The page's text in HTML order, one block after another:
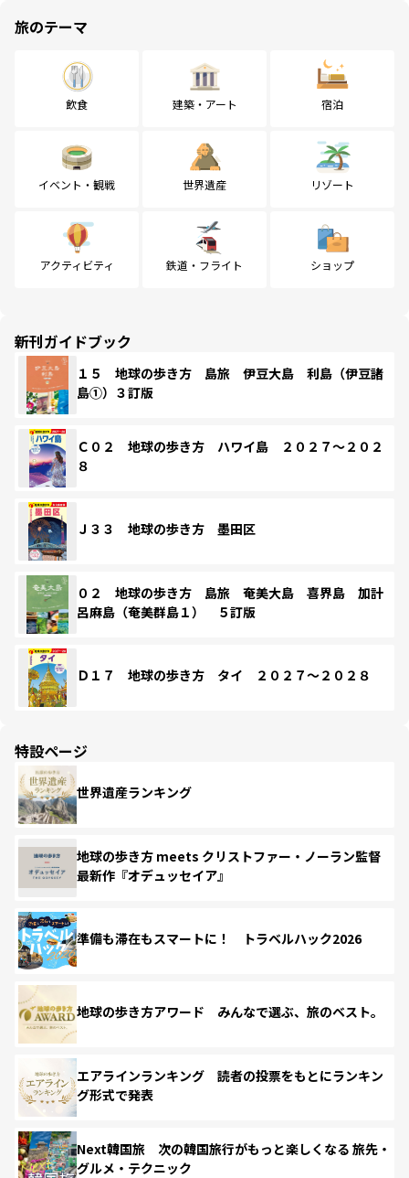
旅のテーマ
飲食 建築・アート 宿泊
イベント・観戦 世界遺産 リゾート
アクティビティ 鉄道・フライト ショップ
新刊ガイドブック
１５ 地球の歩き方 島旅 伊豆大島 利島（伊豆諸
島①）３訂版
Ｃ０２ 地球の歩き方 ハワイ島 ２０２７～２０２
８
Ｊ３３ 地球の歩き方 墨田区
０２ 地球の歩き方 島旅 奄美大島 喜界島 加計
呂麻島（奄美群島１） ５訂版
Ｄ１７ 地球の歩き方 タイ ２０２７～２０２８
特設ページ
世界遺産ランキング
地球の歩き方 meets クリストファー・ノーラン監督
最新作『オデュッセイア』
準備も滞在もスマートに！ トラベルハック2026
地球の歩き方アワード みんなで選ぶ、旅のベスト。
エアラインランキング 読者の投票をもとにランキン
グ形式で発表
Next韓国旅 次の韓国旅行がもっと楽しくなる 旅先・
グルメ・テクニック